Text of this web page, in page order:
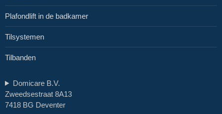
Plafondlift in de badkamer
Tilsystemen
Tilbanden
Domicare B.V.
Zweedsestraat 8A13
7418 BG Deventer